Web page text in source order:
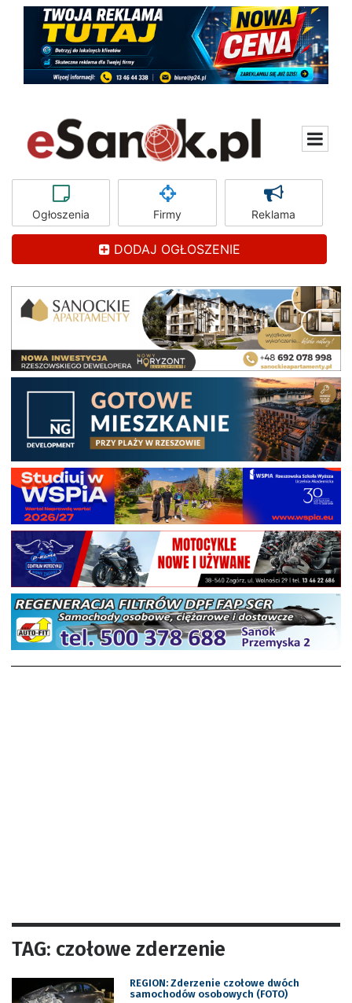
Ogłoszenia Firmy Reklama
DODAJ OGŁOSZENIE
TAG: czołowe zderzenie
REGION: Zderzenie czołowe dwóch
samochodów osobowych (FOTO)